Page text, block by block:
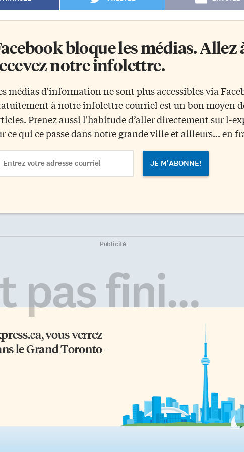
bloque les médias. Allez
notre infolettre.
médias d'information ne sont plus accessibles via
à notre infolettre courriel est un bon moyen
Prenez aussi l'habitude d’aller directement sur l-
ce qui ce passe dans notre grande ville et ailleurs... en
Publicité
pas fini...
, vous verrez
le Grand Toronto -